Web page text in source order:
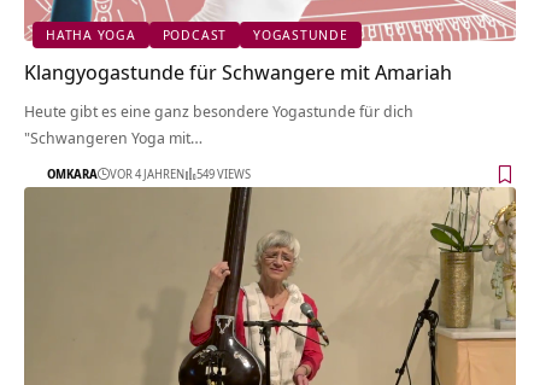
HATHA YOGA PODCAST YOGASTUNDE
Klangyogastunde für Schwangere mit Amariah
Heute gibt es eine ganz besondere Yogastunde für dich
"Schwangeren Yoga mit…
OMKARA VOR 4 JAHREN 549 VIEWS